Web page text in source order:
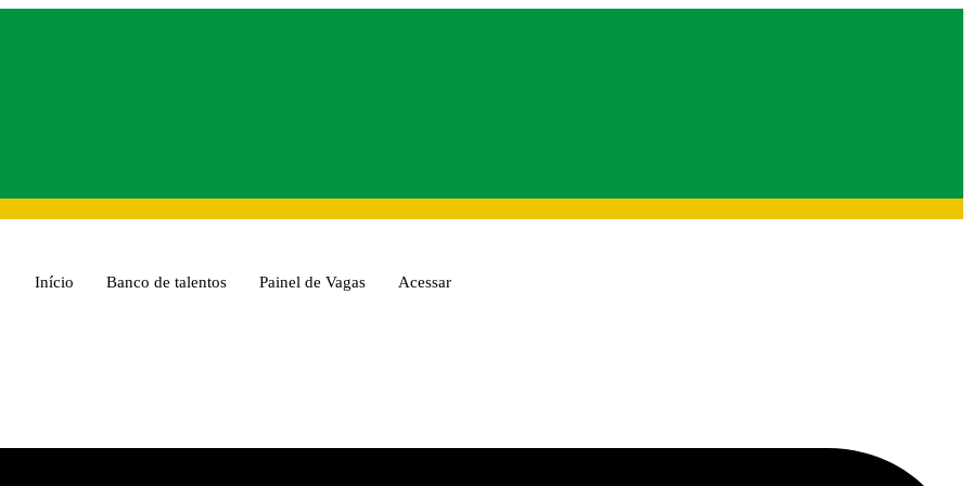
Início Banco de talentos Painel de Vagas Acessar